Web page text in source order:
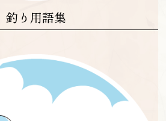
釣り用語集